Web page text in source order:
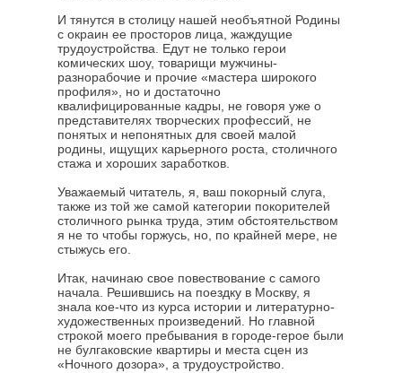
И тянутся в столицу нашей необъятной Родины
с окраин ее просторов лица, жаждущие
трудоустройства. Едут не только герои
комических шоу, товарищи мужчины-
разнорабочие и прочие «мастера широкого
профиля», но и достаточно
квалифицированные кадры, не говоря уже о
представителях творческих профессий, не
понятых и непонятных для своей малой
родины, ищущих карьерного роста, столичного
стажа и хороших заработков.
Уважаемый читатель, я, ваш покорный слуга,
также из той же самой категории покорителей
столичного рынка труда, этим обстоятельством
я не то чтобы горжусь, но, по крайней мере, не
стыжусь его.
Итак, начинаю свое повествование с самого
начала. Решившись на поездку в Москву, я
знала кое-что из курса истории и литературно-
художественных произведений. Но главной
строкой моего пребывания в городе-герое были
не булгаковские квартиры и места сцен из
«Ночного дозора», а трудоустройство.